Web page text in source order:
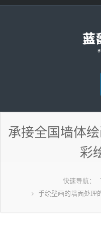
承接全国墙体
彩
快速导航：
手绘壁画的墙面处理